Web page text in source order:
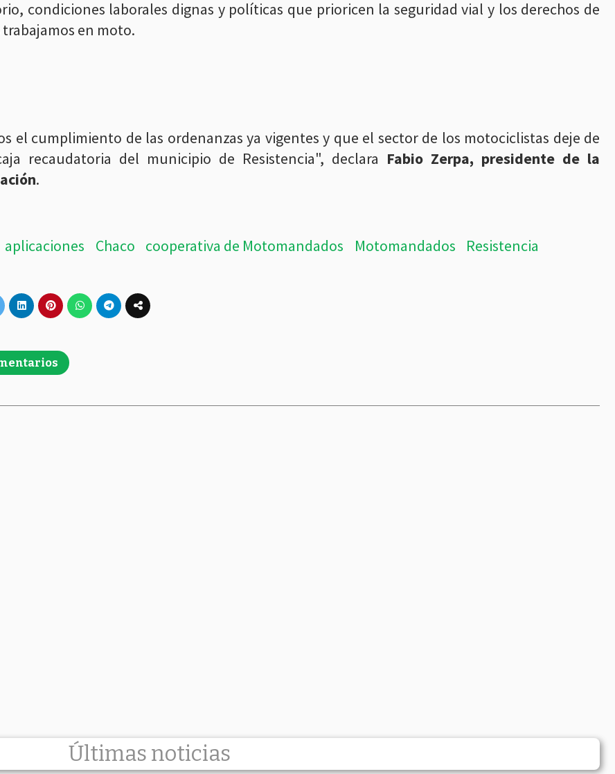
condiciones laborales dignas y políticas que prioricen la seguridad vial y los derechos de
en moto.
el cumplimiento de las ordenanzas ya vigentes y que el sector de los motociclistas deje de
recaudatoria del municipio de Resistencia", declara Fabio Zerpa, presidente de la
.
aplicaciones Chaco cooperativa de Motomandados Motomandados Resistencia
Últimas noticias